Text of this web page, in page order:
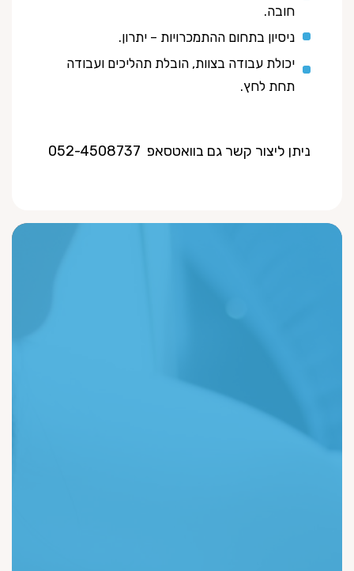
חובה.
ניסיון בתחום ההתמכרויות – יתרון.
יכולת עבודה בצוות, הובלת תהליכים ועבודה
תחת לחץ.
ניתן ליצור קשר גם בוואטסאפ 052-4508737